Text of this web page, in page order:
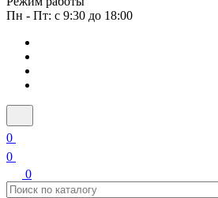
Пн - Пт: с 9:30 до 18:00
0
0
0